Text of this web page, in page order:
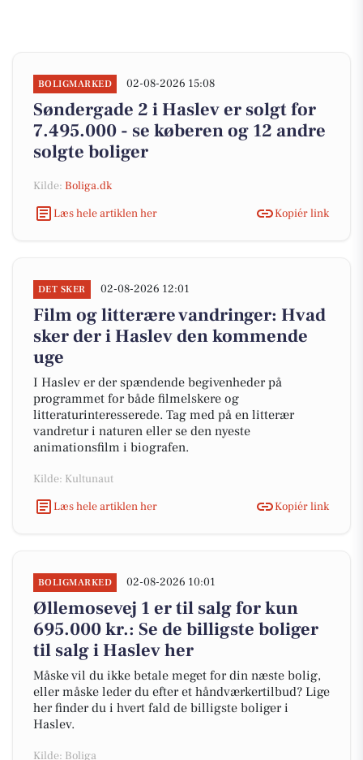
BOLIGMARKED 02-08-2026 15:08
Søndergade 2 i Haslev er solgt for
7.495.000 - se køberen og 12 andre
solgte boliger
Kilde: Boliga.dk
Læs hele artiklen her
Kopiér link
DET SKER 02-08-2026 12:01
Film og litterære vandringer: Hvad
sker der i Haslev den kommende
uge
I Haslev er der spændende begivenheder på
programmet for både filmelskere og
litteraturinteresserede. Tag med på en litterær
vandretur i naturen eller se den nyeste
animationsfilm i biografen.
Kilde: Kultunaut
Læs hele artiklen her
Kopiér link
BOLIGMARKED 02-08-2026 10:01
Øllemosevej 1 er til salg for kun
695.000 kr.: Se de billigste boliger
til salg i Haslev her
Måske vil du ikke betale meget for din næste bolig,
eller måske leder du efter et håndværkertilbud? Lige
her finder du i hvert fald de billigste boliger i
Haslev.
Kilde: Boliga